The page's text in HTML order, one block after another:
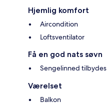
Hjemlig komfort
Aircondition
Loftsventilator
Få en god nats søvn
Sengelinned tilbydes
Værelset
Balkon